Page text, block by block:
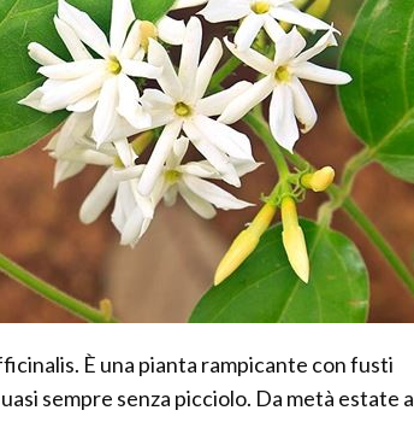
È una pianta rampicante con fusti
sempre senza picciolo. Da metà estate a